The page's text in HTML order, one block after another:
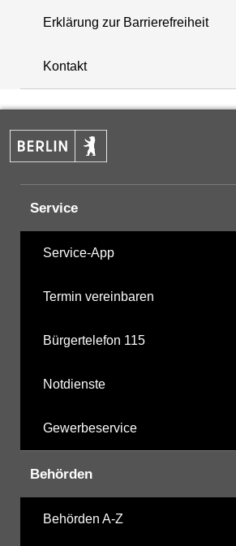
Summenparameter
Vor-Ort-Parameter
Desktopversion der Website
+
−
Erklärung zur Barrierefreiheit
Kontakt
Service
Service-App
Termin vereinbaren
Bürgertelefon 115
Notdienste
Gewerbeservice
Behörden
Behörden A-Z